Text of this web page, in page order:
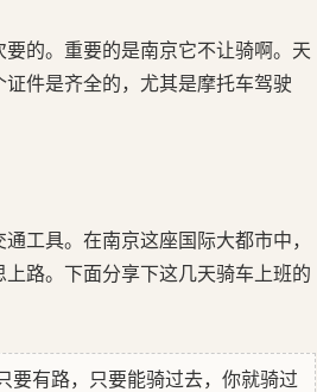
的。重要的是南京它不让骑啊。天
件是齐全的，尤其是摩托车驾驶
工具。在南京这座国际大都市中，
路。下面分享下这几天骑车上班的
要有路，只要能骑过去，你就骑过